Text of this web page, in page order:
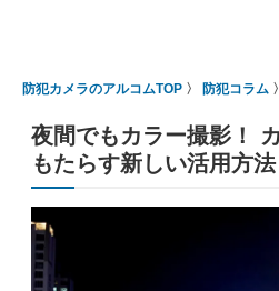
防犯カメラのアルコムTOP 防犯コラム
夜間でもカラー撮影！
もたらす新しい活用方法